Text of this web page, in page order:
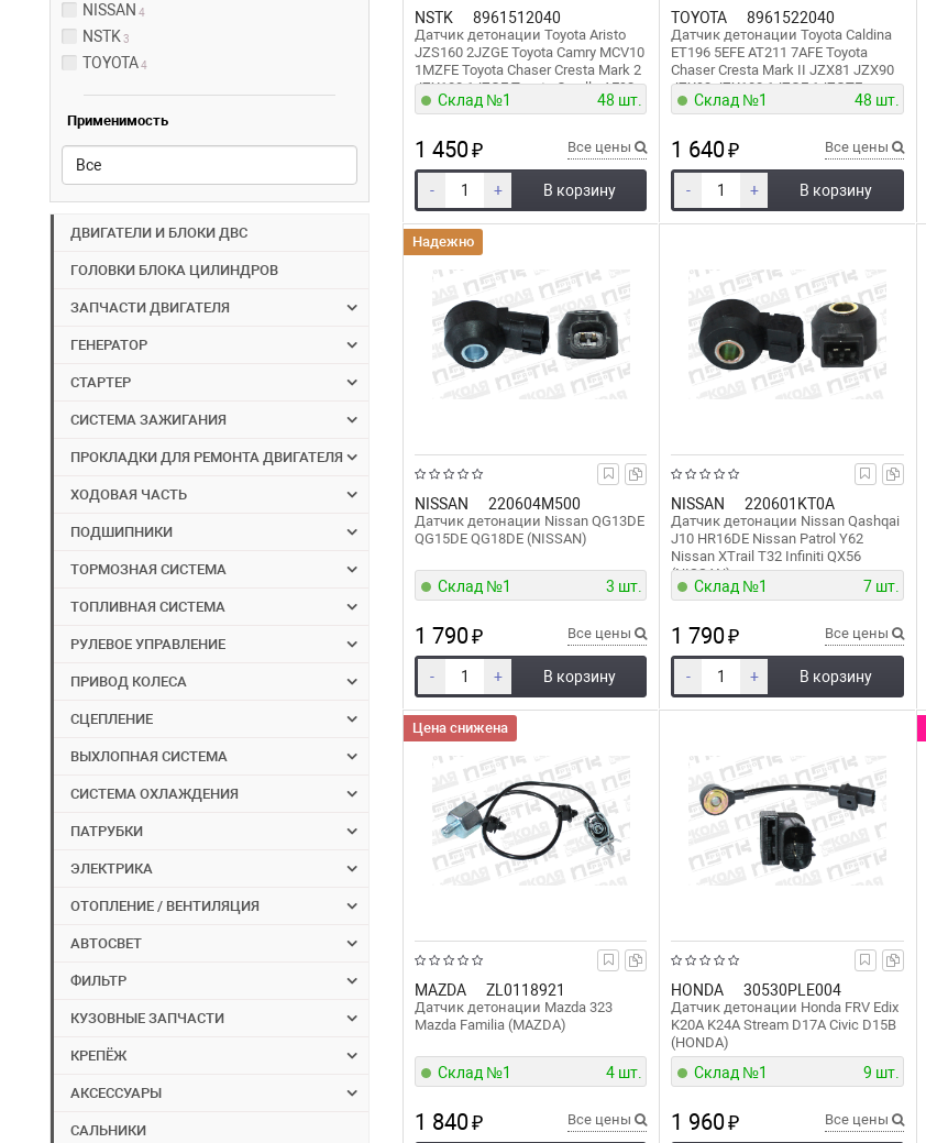
NISSAN 4
NSTK3
TOYOTA4
Применимость
ДВИГАТЕЛИ И БЛОКИ ДВС
ГОЛОВКИ БЛОКА ЦИЛИНДРОВ
ЗАПЧАСТИ ДВИГАТЕЛЯ
ГЕНЕРАТОР
СТАРТЕР
СИСТЕМА ЗАЖИГАНИЯ
ПРОКЛАДКИ ДЛЯ РЕМОНТА ДВИГАТЕЛЯ
ХОДОВАЯ ЧАСТЬ
ПОДШИПНИКИ
ТОРМОЗНАЯ СИСТЕМА
ТОПЛИВНАЯ СИСТЕМА
РУЛЕВОЕ УПРАВЛЕНИЕ
ПРИВОД КОЛЕСА
СЦЕПЛЕНИЕ
ВЫХЛОПНАЯ СИСТЕМА
СИСТЕМА ОХЛАЖДЕНИЯ
ПАТРУБКИ
ЭЛЕКТРИКА
ОТОПЛЕНИЕ / ВЕНТИЛЯЦИЯ
АВТОСВЕТ
ФИЛЬТР
КУЗОВНЫЕ ЗАПЧАСТИ
КРЕПЁЖ
АКСЕССУАРЫ
САЛЬНИКИ
NSTK 8961512040
Датчик детонации Toyota Aristo
JZS160 2JZGE Toyota Camry MCV10
1MZFE Toyota Chaser Cresta Mark 2
JZX100 1JZGE Toyota Corolla AE92
AE101 4AGE Toyota Crown JZS130
Cruiser Prado VZJ90 VZJ120 5VZFE
(NSTK)
Склад №1 48 шт.
1 450₽ Все цены
- + В корзину
TOYOTA 8961522040
Датчик детонации Toyota Caldina
ET196 5EFE AT211 7AFE Toyota
Chaser Cresta Mark II JZX81 JZX90
JZX93 JZX100 1JZGE 1JZGTE
Toyota Corolla EE102 EE111 4EFE
JZS130 JZS131 1JZGE JZS133
2JZGE Toyota Raum EXZ10 EXZ15
5EFE (TOYOTA)
Склад №1 48 шт.
1 640₽ Все цены
- + В корзину
NISSAN 220604M500
Датчик детонации Nissan QG13DE
QG15DE QG18DE (NISSAN)
Надежно
Склад №1 3 шт.
1 790₽ Все цены
- + В корзину
NISSAN 220601KT0A
Датчик детонации Nissan Qashqai
J10 HR16DE Nissan Patrol Y62
Nissan XTrail T32 Infiniti QX56
(NISSAN)
Склад №1 7 шт.
1 790₽ Все цены
- + В корзину
MAZDA ZL0118921
Датчик детонации Mazda 323
Mazda Familia (MAZDA)
Цена снижена
Склад №1 4 шт.
1 840₽ Все цены
HONDA 30530PLE004
Датчик детонации Honda FRV Edix
K20A K24A Stream D17A Civic D15B
(HONDA)
Склад №1 9 шт.
1 960₽ Все цены